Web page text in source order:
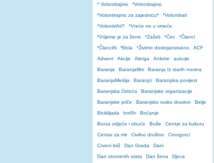
* Volontirajmo
*Volontirajmo
*Volontirajmo za zajednicu*
*Volontirati
*VolontirAti?
*Vreće ne u smeće
*Vrijeme je za žene
*Zaželi *Ćiro
*Članci
*ČlanciN
*Đola *Živimo dostojanstveno
ACF
Advent
Akcije Alerga Ankete
aukcije
Baranja
Baranjafilm
Baranja Iz starih novina
BaranjaMedija
Baranjci
Baranjska povijest
Baranjska čistoća
Baranjske organizacije
Baranjske priče
Baranjsko rusko drustvo
Belje
Biciklijada
bm5h
Boćanje
Burza odjeće i obuće
Buše
Centar za kulturu
Centar za mir
Civilno društvo
Crnogorci
Crveni križ
Dan Grada
Dani
Dan otvorenih vrata
Dan žena Djeca